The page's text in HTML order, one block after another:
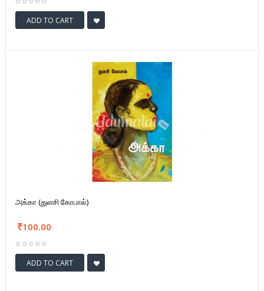
ADD TO CART
அக்கா (துளசி கோபால்)
100.00
ADD TO CART